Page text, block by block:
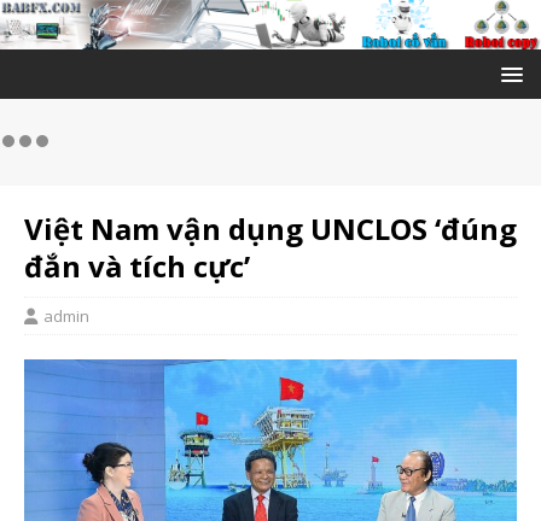
Việt Nam vận dụng UNCLOS ‘đúng
đắn và tích cực’
admin